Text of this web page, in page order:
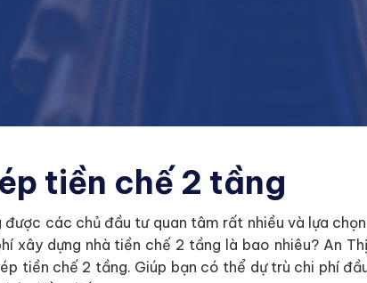
tiền chế 2 tầng
được các chủ đầu tư quan tâm rất nhiều và lựa
xây dựng nhà tiền chế 2 tầng là bao nhiêu? An
tiền chế 2 tầng. Giúp bạn có thể dự trù chi phí